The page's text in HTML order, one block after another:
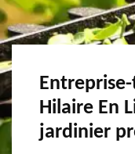
Hilaire En
jardinier